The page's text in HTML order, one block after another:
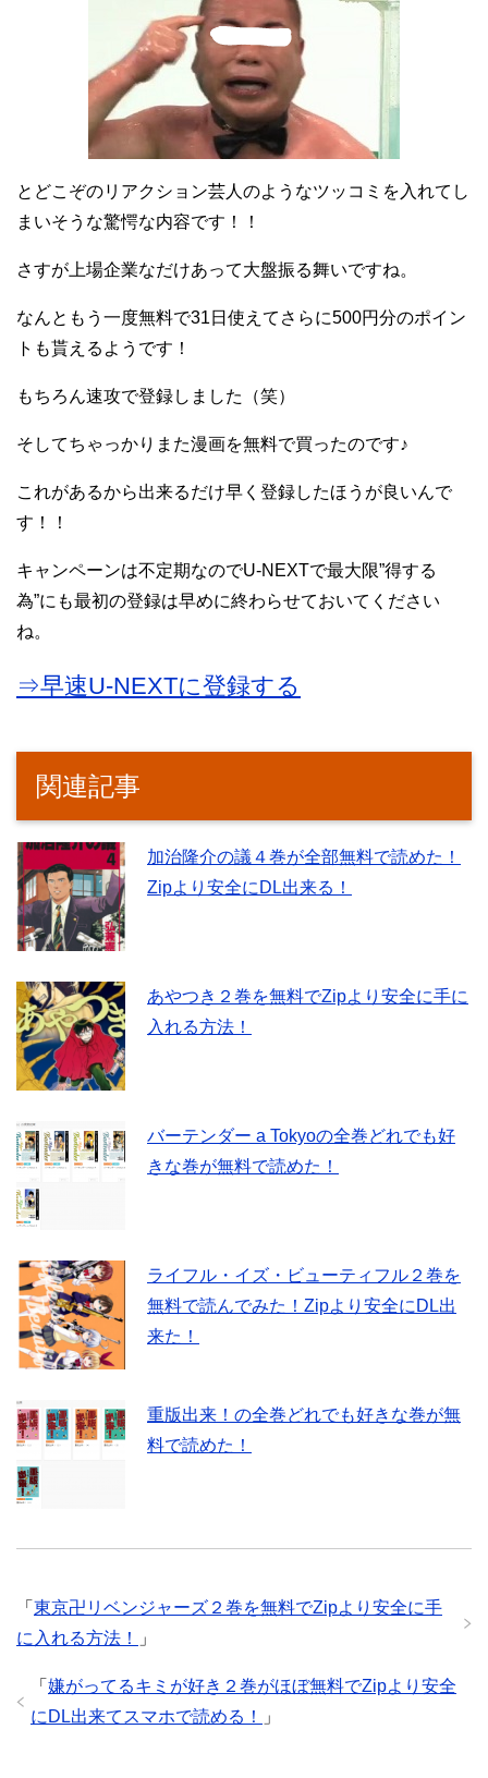
とどこぞのリアクション芸人のようなツッコミを入れてし
まいそうな驚愕な内容です！！
さすが上場企業なだけあって大盤振る舞いですね。
なんともう一度無料で31日使えてさらに500円分のポイン
トも貰えるようです！
もちろん速攻で登録しました（笑）
そしてちゃっかりまた漫画を無料で買ったのです♪
これがあるから出来るだけ早く登録したほうが良いんで
す！！
キャンペーンは不定期なのでU-NEXTで最大限”得する
為”にも最初の登録は早めに終わらせておいてください
ね。
⇒早速U-NEXTに登録する
関連記事
加治隆介の議４巻が全部無料で読めた！
Zipより安全にDL出来る！
あやつき２巻を無料でZipより安全に手に
入れる方法！
バーテンダー a Tokyoの全巻どれでも好
きな巻が無料で読めた！
ライフル・イズ・ビューティフル２巻を
無料で読んでみた！Zipより安全にDL出
来た！
重版出来！の全巻どれでも好きな巻が無
料で読めた！
「 東京卍リベンジャーズ２巻を無料でZipより安全に手
に入れる方法！
」
「 嫌がってるキミが好き２巻がほぼ無料でZipより安全
にDL出来てスマホで読める！
」